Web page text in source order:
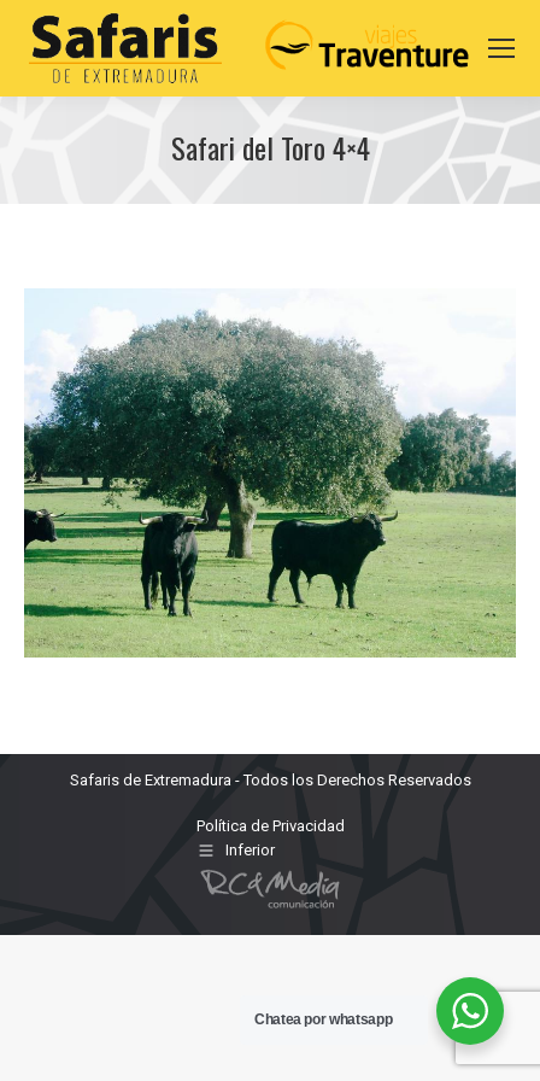
Safari del Toro 4×4
You are here:
Safaris de Extremadura - Todos los Derechos Reservados
Política de Privacidad
Inferior
Chatea por whatsapp